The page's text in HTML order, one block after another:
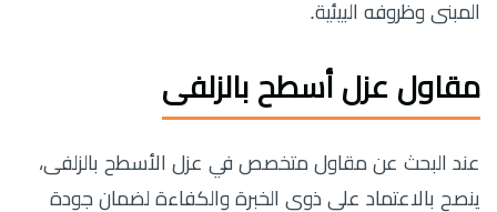
المبنى وظروفه البيئية.
مقاول عزل أسطح بالزلفى
عند البحث عن مقاول متخصص في عزل الأسطح بالزلفى،
ينصح بالاعتماد على ذوي الخبرة والكفاءة لضمان جودة